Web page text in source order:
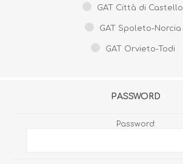
GAT Città di Castello
GAT Spoleto-Norcia
GAT Orvieto-Todi
PASSWORD
Password: